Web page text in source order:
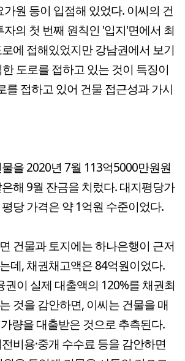
원 등이 입점해 있었다. 이씨의 건
의 첫 번째 원칙인 '입지'면에서 최
에 접해있었지만 강남권에서 보기
도로를 접하고 있는 것이 특징이
를 접하고 있어 건물 접근성과 가시
을 2020년 7월 113억5000만원원
해 9월 잔금을 치렀다. 대지평당가
당 가격은 약 1억원 수준이었다.
건물과 토지에는 하나은행이 근저
데, 채권채고액은 84억원이었다.
권이 실제 대출액의 120%를 채권최
것을 감안하면, 이씨는 건물을 매
량을 대출받은 것으로 추측된다.
비용·중개 수수료 등을 감안하면